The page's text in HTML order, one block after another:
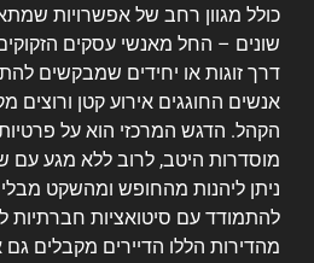
כולל מגוון רחב של אפשרויות
שונים – החל מאנשי עסקים
דרך זוגות או יחידים שמבקשים
אנשים החוגגים אירוע קטן
הקהל. הדגש המרכזי הוא על
מוסדרות היטב, לרוב ללא מגע עם
ניתן ליהנות מהחופש ומהשקט
להתמודד עם סיטואציות חברתיות
מהדירות הללו הדיירים מקבלים